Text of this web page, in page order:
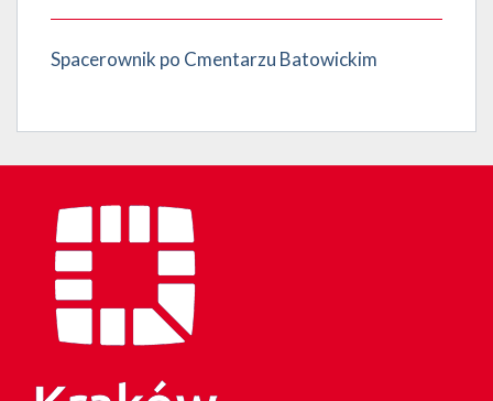
Spacerownik po Cmentarzu Batowickim